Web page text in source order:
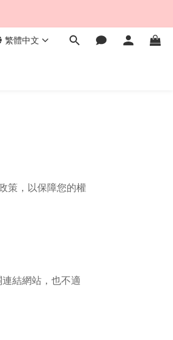
繁體中文
策，以保障您的權
結網站，也不適